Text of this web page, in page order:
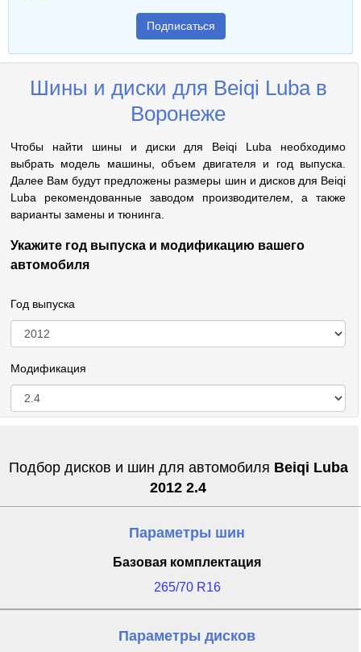
Подписаться
Шины и диски для Beiqi Luba в
Воронеже
Чтобы найти шины и диски для Beiqi Luba необходимо
выбрать модель машины, объем двигателя и год выпуска.
Далее Вам будут предложены размеры шин и дисков для Beiqi
Luba рекомендованные заводом производителем, а также
варианты замены и тюнинга.
Укажите год выпуска и модификацию вашего
автомобиля
Год выпуска
Модификация
Подбор дисков и шин для автомобиля Beiqi Luba
2012 2.4
Параметры шин
Базовая комплектация
265/70 R16
Параметры дисков